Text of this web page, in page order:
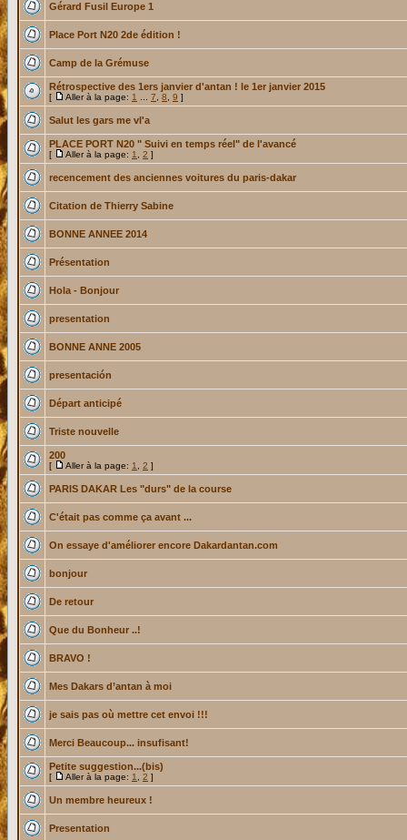
Gérard Fusil Europe 1
Place Port N20 2de édition !
Camp de la Grémuse
Rétrospective des 1ers janvier d'antan ! le 1er janvier 2015
[ Aller à la page: 1 7 8 9 ]
Salut les gars me vl'a
PLACE PORT N20 " Suivi en temps réel" de l'avancé
[ Aller à la page: 1 2 ]
recencement des anciennes voitures du paris-dakar
Citation de Thierry Sabine
BONNE ANNEE 2014
Présentation
Hola - Bonjour
presentation
BONNE ANNE 2005
presentación
Départ anticipé
Triste nouvelle
200
[ Aller à la page: 1 2 ]
PARIS DAKAR Les "durs" de la course
C'était pas comme ça avant ...
On essaye d'améliorer encore Dakardantan.com
bonjour
De retour
Que du Bonheur ..!
BRAVO !
Mes Dakars d’antan à moi
je sais pas où mettre cet envoi !!!
Merci Beaucoup... insufisant!
Petite suggestion...(bis)
[ Aller à la page: 1 2 ]
Un membre heureux !
Presentation